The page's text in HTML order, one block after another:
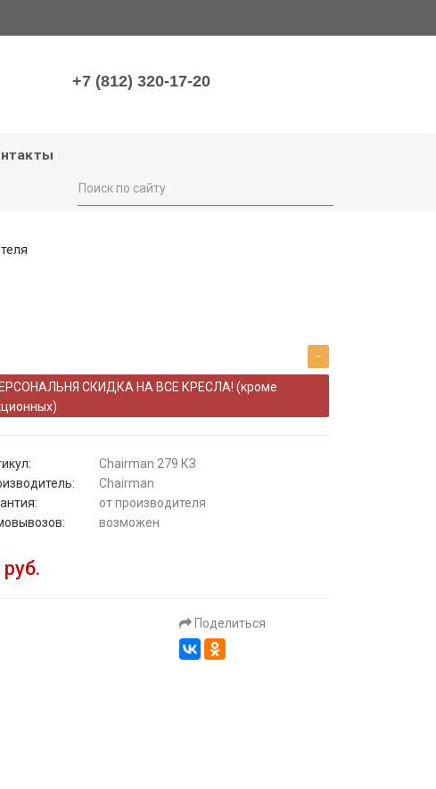
+7 (812) 320-17-20
-
СКИДКА НА ВСЕ КРЕСЛА! (кроме
Chairman 279 КЗ
Chairman
от производителя
возможен
руб.
Поделиться